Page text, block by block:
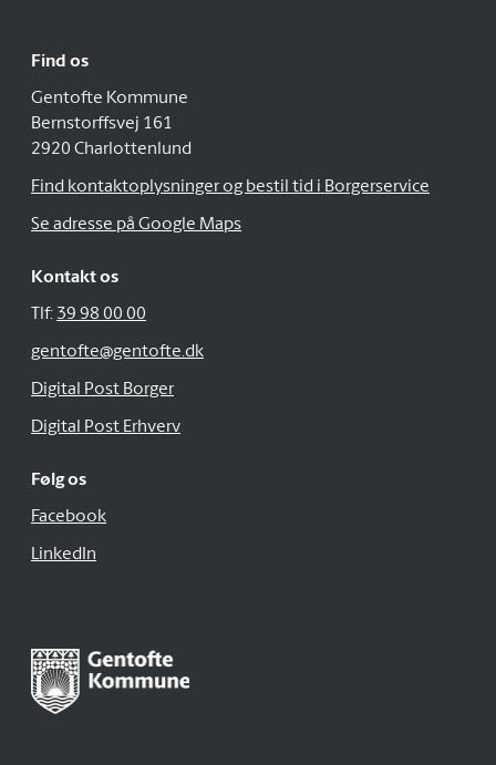
Find os
Gentofte Kommune
Bernstorffsvej 161
2920 Charlottenlund
Find kontaktoplysninger og bestil tid i Borgerservice
Se adresse på Google Maps
Kontakt os
Tlf: 39 98 00 00
gentofte@gentofte.dk
Digital Post Borger
Digital Post Erhverv
Følg os
Facebook
LinkedIn